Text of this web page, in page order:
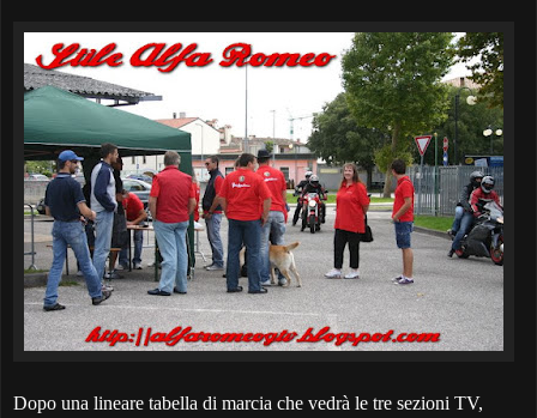
Dopo una lineare tabella di marcia che vedrà le tre sezioni TV,